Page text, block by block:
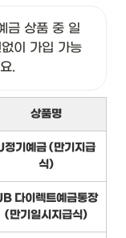
금 상품 중 일
이 가입 가능
.
상품명
정기예금 (만기지급
식)
다이렉트예금통장
(만기일시지급식)